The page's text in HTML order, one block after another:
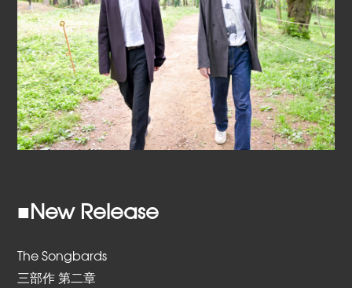
■New Release
The Songbards
三部作 第二章